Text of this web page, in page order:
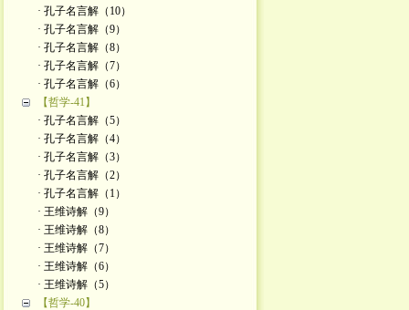
· 孔子名言解（10）
· 孔子名言解（9）
· 孔子名言解（8）
· 孔子名言解（7）
· 孔子名言解（6）
【哲学-41】
· 孔子名言解（5）
· 孔子名言解（4）
· 孔子名言解（3）
· 孔子名言解（2）
· 孔子名言解（1）
· 王维诗解（9）
· 王维诗解（8）
· 王维诗解（7）
· 王维诗解（6）
· 王维诗解（5）
【哲学-40】